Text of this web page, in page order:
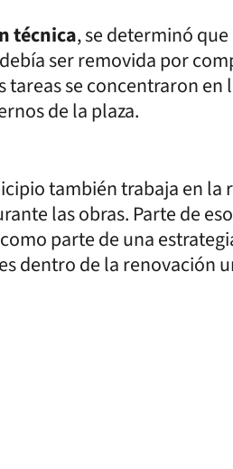
técnica, se determinó
ser removida por
tareas se concentraron
de la plaza.
también trabaja en
las obras. Parte de
parte de una
dentro de la renovación